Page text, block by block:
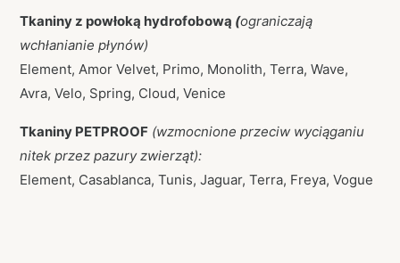
Tkaniny z powłoką hydrofobową (ograniczają
wchłanianie płynów)
Element, Amor Velvet, Primo, Monolith, Terra, Wave,
Avra, Velo, Spring, Cloud, Venice
Tkaniny PETPROOF (wzmocnione przeciw wyciąganiu
nitek przez pazury zwierząt):
Element, Casablanca, Tunis, Jaguar, Terra, Freya, Vogue